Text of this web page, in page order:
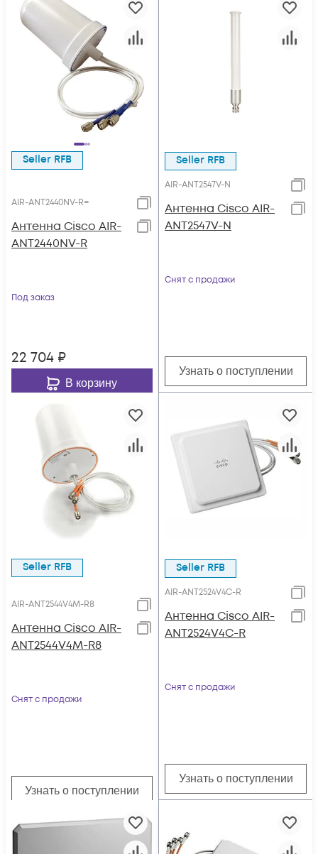
Seller RFB
AIR-ANT2440NV-R=
Антенна Cisco AIR-
ANT2440NV-R
Под заказ
22 704 ₽
В корзину
Seller RFB
AIR-ANT2547V-N
Антенна Cisco AIR-
ANT2547V-N
Снят с продажи
Узнать о поступлении
Seller RFB
AIR-ANT2544V4M-R8
Антенна Cisco AIR-
ANT2544V4M-R8
Снят с продажи
Узнать о поступлении
Seller RFB
AIR-ANT2524V4C-R
Антенна Cisco AIR-
ANT2524V4C-R
Снят с продажи
Узнать о поступлении